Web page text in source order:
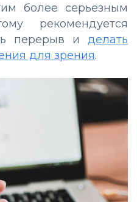
более серьезным
рекомендуется
перерыв и делать
для зрения.